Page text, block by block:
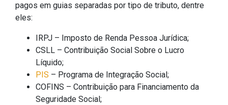
pagos em guias separadas por tipo de tributo, dentre
eles:
IRPJ – Imposto de Renda Pessoa Jurídica;
CSLL – Contribuição Social Sobre o Lucro
Líquido;
PIS – Programa de Integração Social;
COFINS – Contribuição para Financiamento da
Seguridade Social;